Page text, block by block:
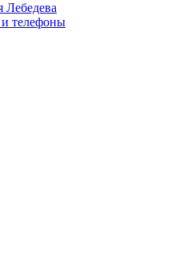
Лебедева
и телефоны